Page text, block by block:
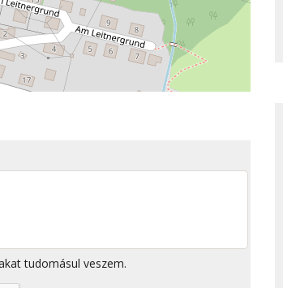
tudomásul veszem.